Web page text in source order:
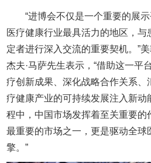
“进博会不仅是一个重要的展
医疗健康行业最具活力的地区，与
定者进行深入交流的重要契机。”
杰夫·马萨先生表示，“借助这一平
疗创新成果、深化战略合作关系、
疗健康产业的可持续发展注入新动
程中，中国市场发挥着至关重要的
最重要的市场之一，更是驱动全球
擎。”